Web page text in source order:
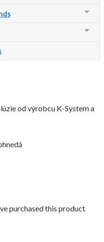
od výrobcu K-System a
purchased this product